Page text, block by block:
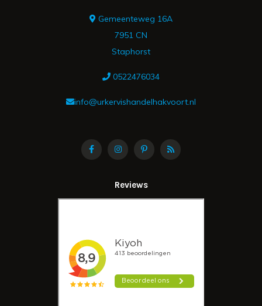
Gemeenteweg 16A
7951 CN
Staphorst
0522476034
info@urkervishandelhakvoort.nl
Reviews